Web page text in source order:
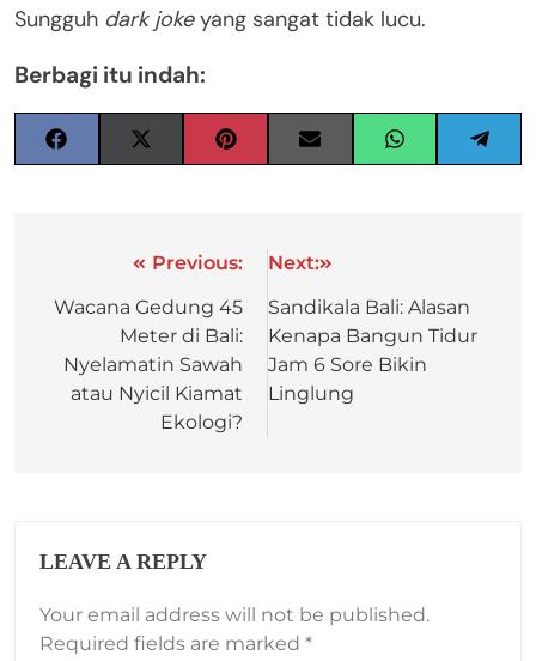
Sungguh dark jokeyang sangat tidak lucu.
Berbagi itu indah:
Previous:
Wacana Gedung 45
Meter di Bali:
Nyelamatin Sawah
atau Nyicil Kiamat
Ekologi?
Next:
Sandikala Bali: Alasan
Kenapa Bangun Tidur
Jam 6 Sore Bikin
Linglung
LEAVE A REPLY
Your email address will not be published.
Required fields are marked *